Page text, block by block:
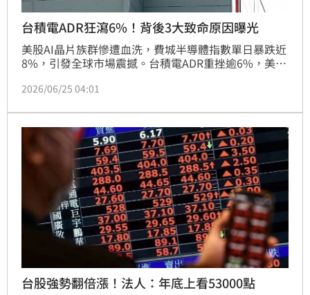
台積電ADR狂瀉6%！背後3大致命原因曝光
美股AI晶片族群慘遭血洗，費城半導體指數單日暴跌近
8%，引發全球市場震撼。台積電ADR重挫逾6%，美光
因於資金過度擁擠、AI資本支出觸頂疑慮及財報前的獲
但部分專家認為這僅是AI革命初期的正常喘息。投資人
正密切關注科技巨頭業績，以判斷此波殺盤是短期震盪
還是長空起點。
2026/06/25 04:01
台股強勢翻倍漲！法人：年底上看53000點